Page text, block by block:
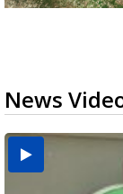
News